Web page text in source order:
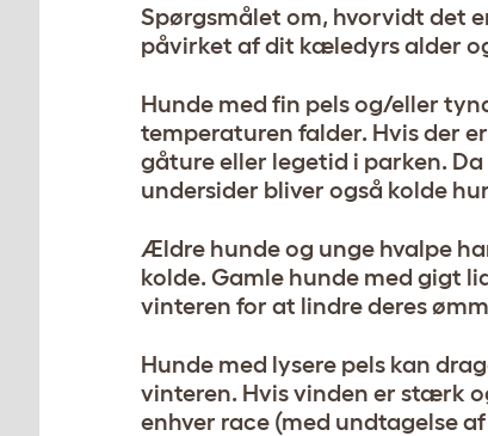
Spørgsmålet om, hvorvidt det
påvirket af dit kæledyrs alder
Hunde med fin pels og/eller
temperaturen falder. Hvis der
gåture eller legetid i parken.
undersider bliver også kolde
Ældre hunde og unge hvalpe
kolde. Gamle hunde med gigt
vinteren for at lindre deres
Hunde med lysere pels kan
vinteren. Hvis vinden er stærk
enhver race (med undtagelse